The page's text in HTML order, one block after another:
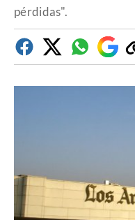
pérdidas".
FacebookTwitterWhatsapp